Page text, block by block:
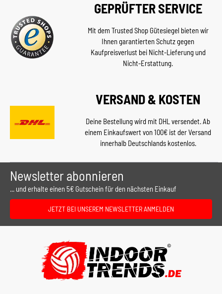
GEPRÜFTER SERVICE
Mit dem Trusted Shop Gütesiegel bieten wir
Ihnen garantierten Schutz gegen
Kaufpreisverlust bei Nicht-Lieferung und
Nicht-Erstattung.
VERSAND & KOSTEN
Deine Bestellung wird mit DHL versendet. Ab
einem Einkaufswert von 100€ ist der Versand
innerhalb Deutschlands kostenlos.
Newsletter abonnieren
... und erhalte einen 5€ Gutschein für den nächsten Einkauf
JETZT BEI UNSEREM NEWSLETTER ANMELDEN